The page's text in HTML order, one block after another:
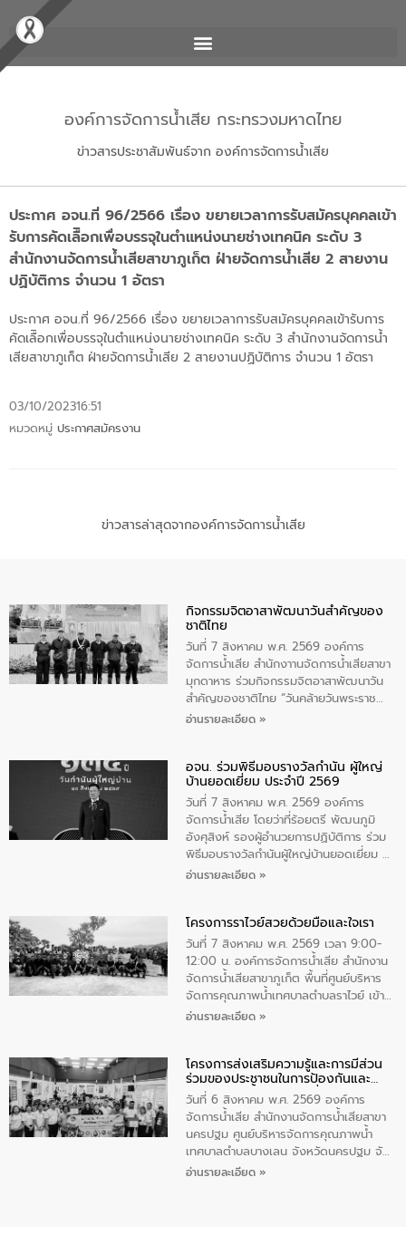
องค์การจัดการน้ำเสีย กระทรวงมหาดไทย
ข่าวสารประชาสัมพันธ์จาก องค์การจัดการน้ำเสีย
ประกาศ อจน.ที่ 96/2566 เรื่อง ขยายเวลาการรับสมัครบุคคลเข้า
รับการคัดเลืิอกเพื่อบรรจุในตำแหน่งนายช่างเทคนิค ระดับ 3
สำนักงานจัดการน้ำเสียสาขาภูเก็ต ฝ่ายจัดการน้ำเสีย 2 สายงาน
ปฏิบัติการ จำนวน 1 อัตรา
ประกาศ อจน.ที่ 96/2566 เรื่อง ขยายเวลาการรับสมัครบุคคลเข้ารับการ
คัดเลืิอกเพื่อบรรจุในตำแหน่งนายช่างเทคนิค ระดับ 3 สำนักงานจัดการน้ำ
เสียสาขาภูเก็ต ฝ่ายจัดการน้ำเสีย 2 สายงานปฏิบัติการ จำนวน 1 อัตรา
03/10/202316:51
หมวดหมู่ ประกาศสมัครงาน
ข่าวสารล่าสุดจากองค์การจัดการน้ำเสีย
กิจกรรมจิตอาสาพัฒนาวันสําคัญของ
ชาติไทย
วันที่ 7 สิงหาคม พ.ศ. 2569 องค์การ
จัดการน้ำเสีย สำนักงาานจัดการน้ำเสียสาขา
มุกดาหาร ร่วมกิจกรรมจิตอาสาพัฒนาวัน
สําคัญของชาติไทย “วันคล้ายวันพระราช
สมภพ สมเด็จพระนางเจ้าสิริกิติ์พระบรม
ทิพย์คำ รองผู้ว่าราชการจังหวัดมุกดาหาร
เป็นประธานในพิธี ณ เรือนจําชั่วคราวนาโสก
ตําบลนาโสก อําเภอเมืองมุกดาหาร จังหวัด
มุกดาหาร โดยในกิจกรรมได้ร่วมปลูกป่า และ
ทําความสะอาดภายในบริเวณ จัดกิจกรรม
เพื่อถวายเป็นพระราชกุศล สมเด็จพระนาง
เจ้าสิริกิติ์พระบรมราชินีนาถ พระบรมราช
อ่านรายละเอียด »
อจน. ร่วมพิธีมอบรางวัลกำนัน ผู้ใหญ่
บ้านยอดเยี่ยม ประจำปี 2569
วันที่ 7 สิงหาคม พ.ศ. 2569 องค์การ
จัดการน้ำเสีย โดยว่าที่ร้อยตรี พัฒนภูมิ
อังศุสิงห์ รองผู้อำนวยการปฏิบัติการ ร่วม
พิธีมอบรางวัลกำนันผู้ใหญ่บ้านยอดเยี่ยม ณ
ทำเนียบรัฐบาล โดยมีนายอนุทิน ชาญวีรกูล
ทองคำและประกาศเกียรติคุณให้แก่ กำนัน
ผู้ใหญ่บ้านยอดเยี่ยม พร้อมกล่าวชื่นชม ให้
โอวาท และมอบนโยบาย
อ่านรายละเอียด »
โครงการราไวย์สวยด้วยมือและใจเรา
วันที่ 7 สิงหาคม พ.ศ. 2569 เวลา 9:00-
12:00 น. องค์การจัดการน้ำเสีย สำนักงาน
จัดการน้ำเสียสาขาภูเก็ต พื้นที่ศูนย์บริหาร
จัดการคุณภาพน้ำเทศบาลตำบลราไวย์ เข้า
ร่วมโครงการราไวย์สวยด้วยมือและใจเรา
ประชาชน ตัวแทนจากโรงแรมต่างๆ ในเขต
เทศบาลตำบลราไวย์ ศูนย์บริหารจัดการ
คุณภาพน้ำเทศบาลตำบลราไวย์ นำโดยนาย
น้อย แก้วเศษ ผู้จัดการสำนักงานจัดการน้ำ
เสียสาขาภูเก็ต พร้อมด้วยเจ้าหน้าที่ จำนวน
5 คน ร่วมทำกิจกรรม ทำความสะอาด
ชายหาดและแหล่งท่องเที่ยว ณ บริเวณ
อ่านรายละเอียด »
โครงการส่งเสริมความรู้และการมีส่วน
ร่วมของประชาชนในการป้องกันและ
แก้ไขปัญหาน้ำเสียอย่างยั่งยืน
วันที่ 6 สิงหาคม พ.ศ. 2569 องค์การ
จัดการน้ำเสีย สำนักงานจัดการน้ำเสียสาขา
นครปฐม ศูนย์บริหารจัดการคุณภาพน้ำ
เทศบาลตำบลบางเลน จังหวัดนครปฐม จัด
กิจกรรมภายใต้โครงการส่งเสริมความรู้และ
อ่านรายละเอียด »